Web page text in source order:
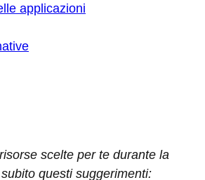
applicazioni
scelte per te durante la
questi suggerimenti: